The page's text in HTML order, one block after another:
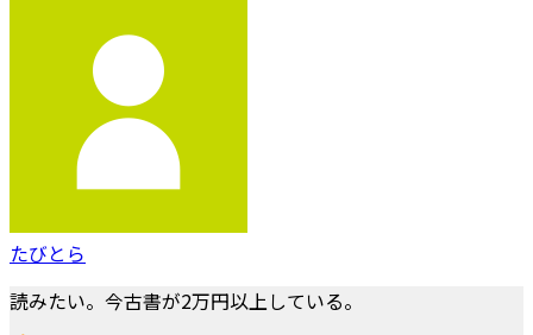
たびとら
読みたい。今古書が2万円以上している。